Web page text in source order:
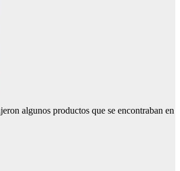
algunos productos que se encontraban en